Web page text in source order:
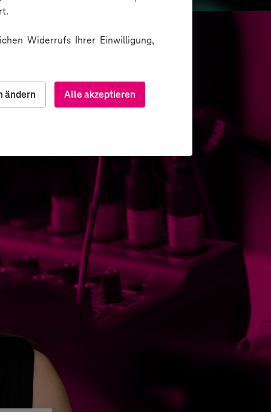
Widerrufs Ihrer Einwilligung,
Alle akzeptieren
ändern